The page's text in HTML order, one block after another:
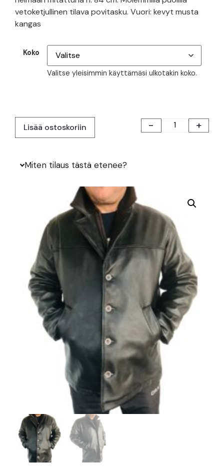
vetoketjullinen tilava povitasku. Vuori: kevyt musta
kangas
Koko
Valitse yleisimmin käyttämäsi ulkotakin koko.
- +
Lisää ostoskoriin
Miten tilaus tästä etenee?